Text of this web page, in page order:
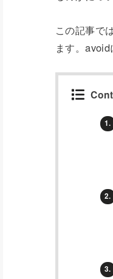
この記事で
ます。
1.
2.
3.